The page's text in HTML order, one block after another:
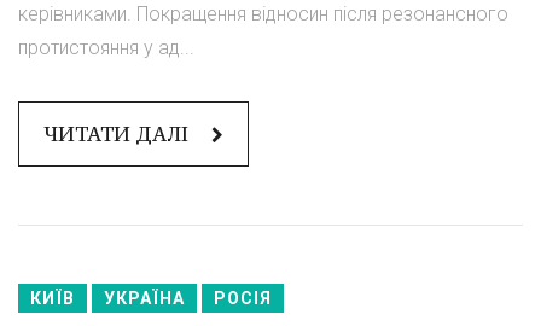
керівниками. Покращення відносин після резонансного
протистояння у ад...
ЧИТАТИ ДАЛІ
КИЇВ УКРАЇНА РОСІЯ